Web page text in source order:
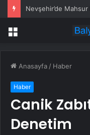
Nevşehir’de Mahsur
Menü
Anasayfa / Haber
Haber
Canik
Denetim